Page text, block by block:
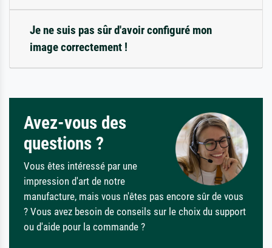
Je ne suis pas sûr d'avoir configuré mon
image correctement !
Avez-vous des
questions ?
Vous êtes intéressé par une
impression d'art de notre
manufacture, mais vous n'êtes pas encore sûr de vous
? Vous avez besoin de conseils sur le choix du support
ou d'aide pour la commande ?